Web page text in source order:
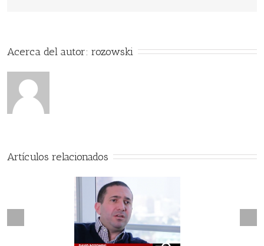
Acerca del autor: rozowski
Artículos relacionados
Marcan a personas saliendo